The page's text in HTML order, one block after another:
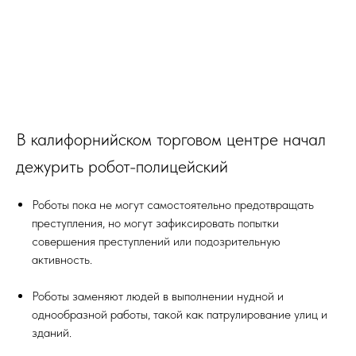
В калифорнийском торговом центре начал
дежурить робот-полицейский
Роботы пока не могут самостоятельно предотвращать
преступления, но могут зафиксировать попытки
совершения преступлений или подозрительную
активность.
Роботы заменяют людей в выполнении нудной и
однообразной работы, такой как патрулирование улиц и
зданий.